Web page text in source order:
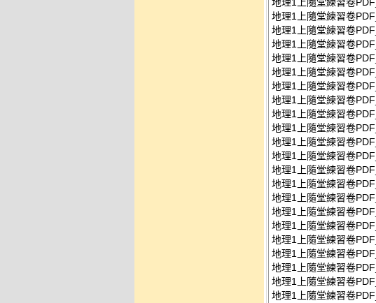
地理1上隨堂練習卷
地理1上隨堂練習卷
地理1上隨堂練習卷
地理1上隨堂練習卷
地理1上隨堂練習卷
地理1上隨堂練習卷
地理1上隨堂練習卷
地理1上隨堂練習卷
地理1上隨堂練習卷
地理1上隨堂練習卷
地理1上隨堂練習卷
地理1上隨堂練習卷
地理1上隨堂練習卷
地理1上隨堂練習卷
地理1上隨堂練習卷
地理1上隨堂練習卷
地理1上隨堂練習卷
地理1上隨堂練習卷
地理1上隨堂練習卷
地理1上隨堂練習卷
地理1上隨堂練習卷